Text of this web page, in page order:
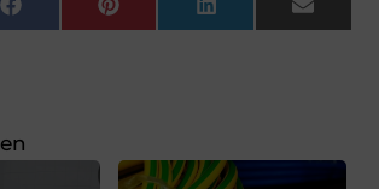
FacebookPinterestLinkedInEmail